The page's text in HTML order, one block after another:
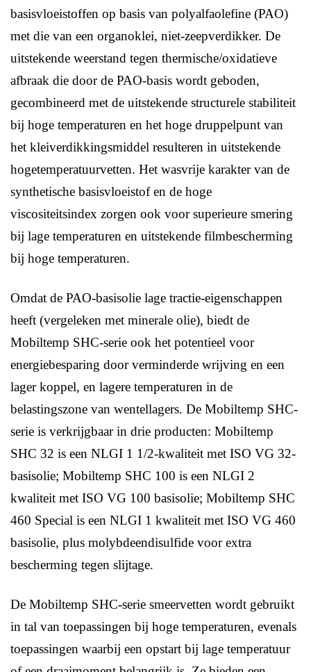
basisvloeistoffen op basis van polyalfaolefine (PAO)
met die van een organoklei, niet-zeepverdikker. De
uitstekende weerstand tegen thermische/oxidatieve
afbraak die door de PAO-basis wordt geboden,
gecombineerd met de uitstekende structurele stabiliteit
bij hoge temperaturen en het hoge druppelpunt van
het kleiverdikkingsmiddel resulteren in uitstekende
hogetemperatuurvetten. Het wasvrije karakter van de
synthetische basisvloeistof en de hoge
viscositeitsindex zorgen ook voor superieure smering
bij lage temperaturen en uitstekende filmbescherming
bij hoge temperaturen.
Omdat de PAO-basisolie lage tractie-eigenschappen
heeft (vergeleken met minerale olie), biedt de
Mobiltemp SHC-serie ook het potentieel voor
energiebesparing door verminderde wrijving en een
lager koppel, en lagere temperaturen in de
belastingszone van wentellagers. De Mobiltemp SHC-
serie is verkrijgbaar in drie producten: Mobiltemp
SHC 32 is een NLGI 1 1/2-kwaliteit met ISO VG 32-
basisolie; Mobiltemp SHC 100 is een NLGI 2
kwaliteit met ISO VG 100 basisolie; Mobiltemp SHC
460 Special is een NLGI 1 kwaliteit met ISO VG 460
basisolie, plus molybdeendisulfide voor extra
bescherming tegen slijtage.
De Mobiltemp SHC-serie smeervetten wordt gebruikt
in tal van toepassingen bij hoge temperaturen, evenals
toepassingen waarbij een opstart bij lage temperatuur